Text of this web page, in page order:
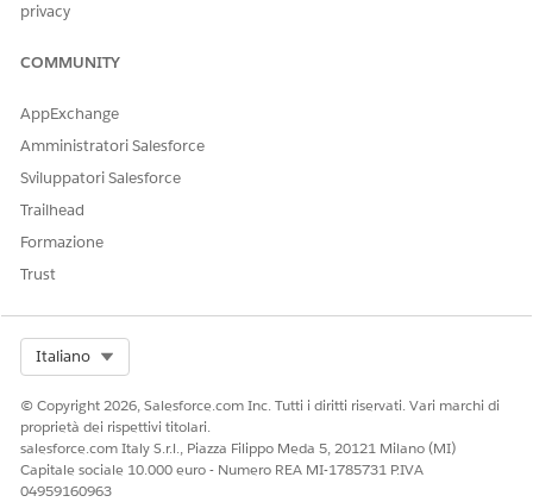
privacy
COMMUNITY
AppExchange
Amministratori Salesforce
Sviluppatori Salesforce
Trailhead
Formazione
Trust
Italiano
© Copyright 2026, Salesforce.com Inc. Tutti i diritti riservati. Vari marchi di
proprietà dei rispettivi titolari.
salesforce.com Italy S.r.l., Piazza Filippo Meda 5, 20121 Milano (MI)
Capitale sociale 10.000 euro - Numero REA MI-1785731 P.IVA
04959160963